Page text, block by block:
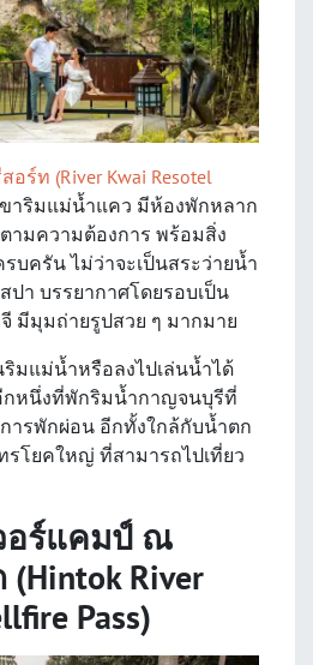
อร์ท (River Kwai Resotel
ขาริมแม่น้ำแคว มีห้องพักหลาก
ามความต้องการ พร้อมสิ่ง
บครัน ไม่ว่าจะเป็นสระว่ายน้ำ
ปา บรรยากาศโดยรอบเป็น
มีมุมถ่ายรูปสวย ๆ มากมาย
ริมแม่น้ำหรือลงไปเล่นน้ำได้
กหนึ่งที่พักริมน้ำกาญจนบุรีที่
ารพักผ่อน อีกทั้งใกล้กับน้ำตก
โยคใหญ่ ที่สามารถไปเที่ยว
อร์แคมป์ ณ
River
Pass)